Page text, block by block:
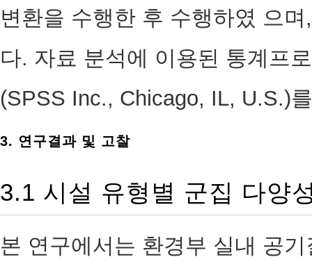
변환을 수행한 후 수행하였 으
다. 자료 분석에 이용된 통계프
(SPSS Inc., Chicago, IL, U.S.)
3. 연구결과 및 고찰
3.1 시설 유형별 군집 다양
본 연구에서는 환경부 실내 공